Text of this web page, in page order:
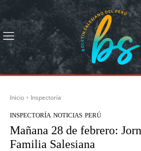
Inicio Inspectoría
INSPECTORÍA NOTICIAS PERÚ
Mañana 28 de febrero:
Familia Salesiana